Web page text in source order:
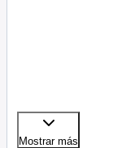
Mostrar más